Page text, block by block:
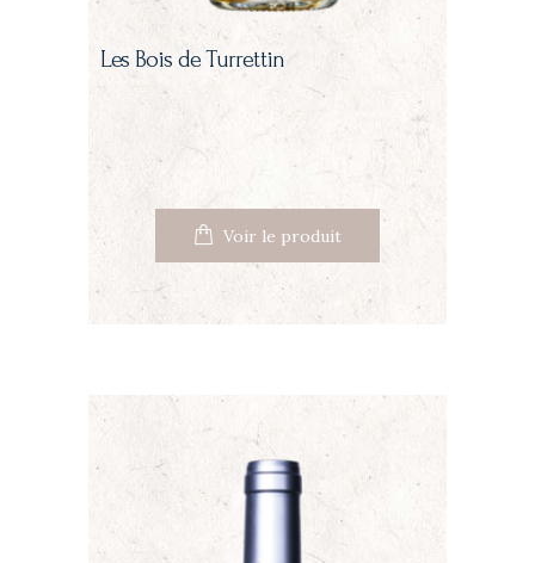
Les Bois de Turrettin
Voir le produit